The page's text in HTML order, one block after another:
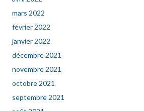
mars 2022
février 2022
janvier 2022
décembre 2021
novembre 2021
octobre 2021
septembre 2021